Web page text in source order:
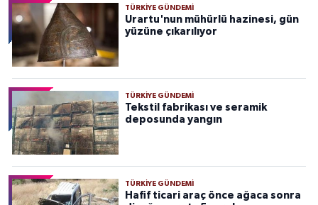
TÜRKIYE GÜNDEMI
Urartu'nun mühürlü hazinesi, gün
yüzüne çıkarılıyor
TÜRKIYE GÜNDEMI
Tekstil fabrikası ve seramik
deposunda yangın
TÜRKIYE GÜNDEMI
Hafif ticari araç önce ağaca sonra